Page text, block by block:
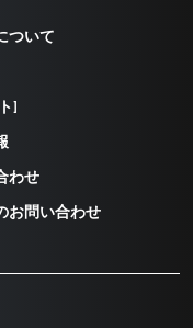
ついて
]
わせ
お問い合わせ